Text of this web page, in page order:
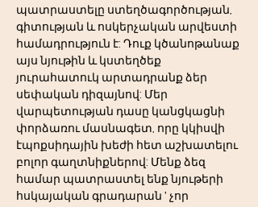
պատրաստելը ստեղծագործության,
գիտության և ոսկերչական արվեստի
համադրություն է: Դուք կծանոթանաք
այս նյութին և կստեղծեք
յուրահատուկ արտադրանք ձեր
սեփական դիզայնով: Մեր
վարպետության դասը կանցկացնի
փորձառու մասնագետ, որը կկիսվի
էպոքսիդային խեժի հետ աշխատելու
բոլոր գաղտնիքներով: Մենք ձեզ
համար պատրաստել ենք նյութերի
հսկայական գրադարան ' չոր